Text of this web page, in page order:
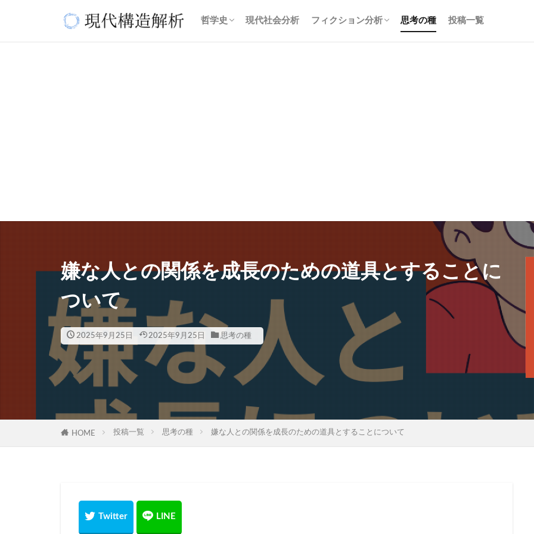
哲学史 現代社会分析 フィクション分析 思考の種 投稿一覧
嫌な人との関係を成長のための道具とすることに
ついて
2025年9月25日 2025年9月25日 思考の種
HOME 投稿一覧 思考の種 嫌な人との関係を成長のための道具とすることについて